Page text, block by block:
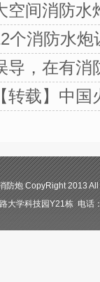
空间消防水
个消防水
导，在有消
【转载】中
防炮 CopyRight 2013
大学科技园Y21栋 电